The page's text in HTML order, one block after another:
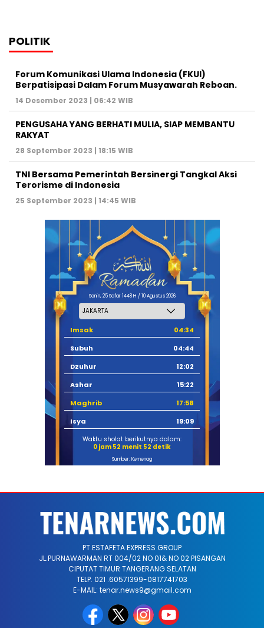
POLITIK
Forum Komunikasi Ulama Indonesia (FKUI)
Berpatisipasi Dalam Forum Musyawarah Reboan.
14 Desember 2023 | 06:42 WIB
PENGUSAHA YANG BERHATI MULIA, SIAP MEMBANTU
RAKYAT
28 September 2023 | 18:15 WIB
TNI Bersama Pemerintah Bersinergi Tangkal Aksi
Terorisme di Indonesia
25 September 2023 | 14:45 WIB
Senin, 25 Safar 1448 H / 10 Agustus 2026
Imsak
04:34
Subuh
04:44
Dzuhur
12:02
Ashar
15:22
Maghrib
17:58
Isya
19:09
Waktu sholat berikutnya dalam:
0 jam 52 menit 52 detik
Sumber: Kemenag
PT.ESTAFETA EXPRESS GROUP
JL.PURNAWARMAN RT 004/02 NO 01& NO 02 PISANGAN
CIPUTAT TIMUR TANGERANG SELATAN
TELP. 021 .60571399-0817741703
E-MAIL: tenar.news9@gmail.com